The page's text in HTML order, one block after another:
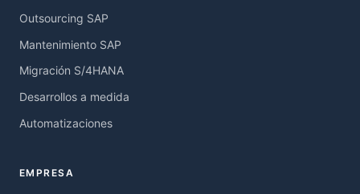
Outsourcing SAP
Mantenimiento SAP
Migración S/4HANA
Desarrollos a medida
Automatizaciones
EMPRESA